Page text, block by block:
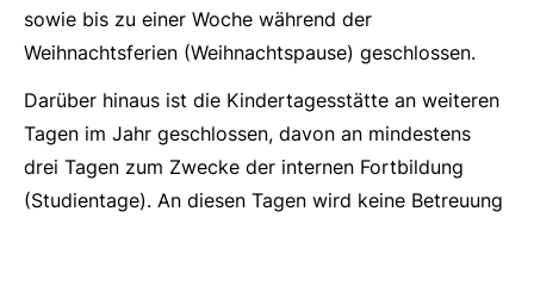
sowie bis zu einer Woche während der
Weihnachtsferien (Weihnachtspause) geschlossen.
Darüber hinaus ist die Kindertagesstätte an weiteren
Tagen im Jahr geschlossen, davon an mindestens
drei Tagen zum Zwecke der internen Fortbildung
(Studientage). An diesen Tagen wird keine Betreuung